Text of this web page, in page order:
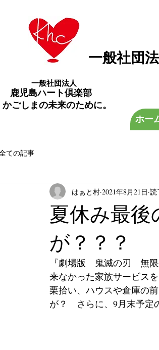
ホー
一般社団
一般社団法人
​鹿児島ハート倶楽部
​かごしまの未来のために。
ての記事
夏休み最
が？？？
はぁと村 2021年8月21日 読
『劇場版　鬼滅の刃　無
来なかった家族サービス
栗拾い、ハウスや倉庫の
が？　さらに、9月末予定